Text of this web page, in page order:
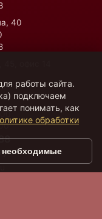
40
офис 14
работы сайта.
подключаем
понимать, как
обработки
необходимые